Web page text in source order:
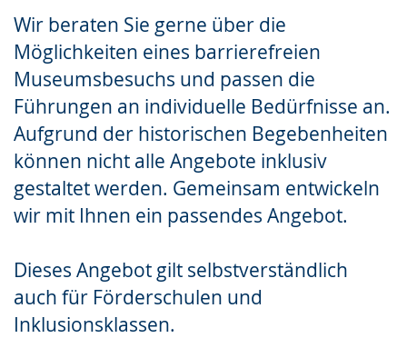
Wir beraten Sie gerne über die
Möglichkeiten eines barrierefreien
Museumsbesuchs und passen die
Führungen an individuelle Bedürfnisse an.
Aufgrund der historischen Begebenheiten
können nicht alle Angebote inklusiv
gestaltet werden. Gemeinsam entwickeln
wir mit Ihnen ein passendes Angebot.
Dieses Angebot gilt selbstverständlich
auch für Förderschulen und
Inklusionsklassen.
wechseln.
Deutscher
Gebärdensprache
wird
angezeigt.